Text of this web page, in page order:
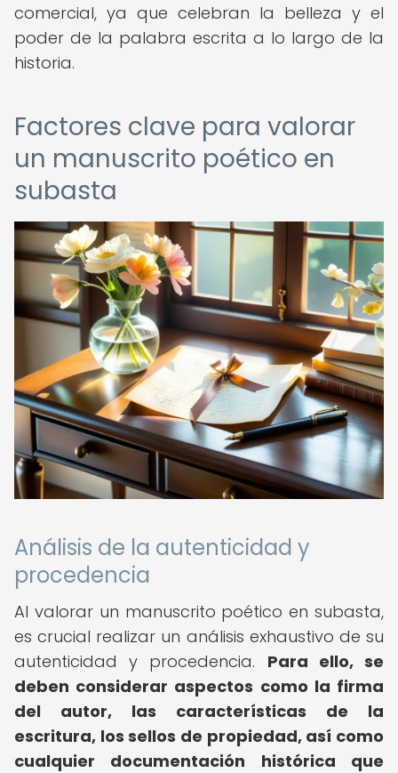
comercial, ya que celebran la belleza y el
poder de la palabra escrita a lo largo de la
historia.
Factores clave para valorar
un manuscrito poético en
subasta
Análisis de la autenticidad y
procedencia
Al valorar un manuscrito poético en subasta,
es crucial realizar un análisis exhaustivo de su
autenticidad y procedencia. Para ello, se
deben considerar aspectos como la firma
del autor, las características de la
escritura, los sellos de propiedad, así como
cualquier documentación histórica que